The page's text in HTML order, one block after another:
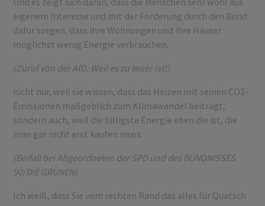
eigenem Interesse und mit der Förderung durch den Bund
dafür sorgen, dass ihre Wohnungen und ihre Häuser
möglichst wenig Energie verbrauchen,
(Zuruf von der AfD: Weil es zu teuer ist!)
nicht nur, weil sie wissen, dass das Heizen mit seinen CO2-
Emissionen maßgeblich zum Klimawandel beiträgt,
sondern auch, weil die billigste Energie eben die ist, die
man gar nicht erst kaufen muss.
(Beifall bei Abgeordneten der SPD und des BÜNDNISSES
90/DIE GRÜNEN)
Ich weiß, dass Sie vom rechten Rand das alles für Quatsch